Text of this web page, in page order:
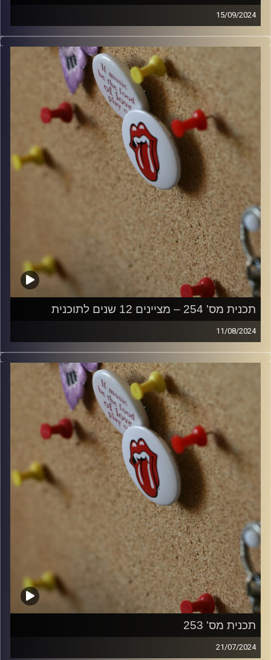
15/09/2024
קלאסיקות רוק עם אורן הוף
włodi
תכנית מס' 254 – מציינים 12 שנים לתוכנית
11/08/2024
קלאסיקות רוק עם אורן הוף
włodi
תכנית מס' 253
21/07/2024